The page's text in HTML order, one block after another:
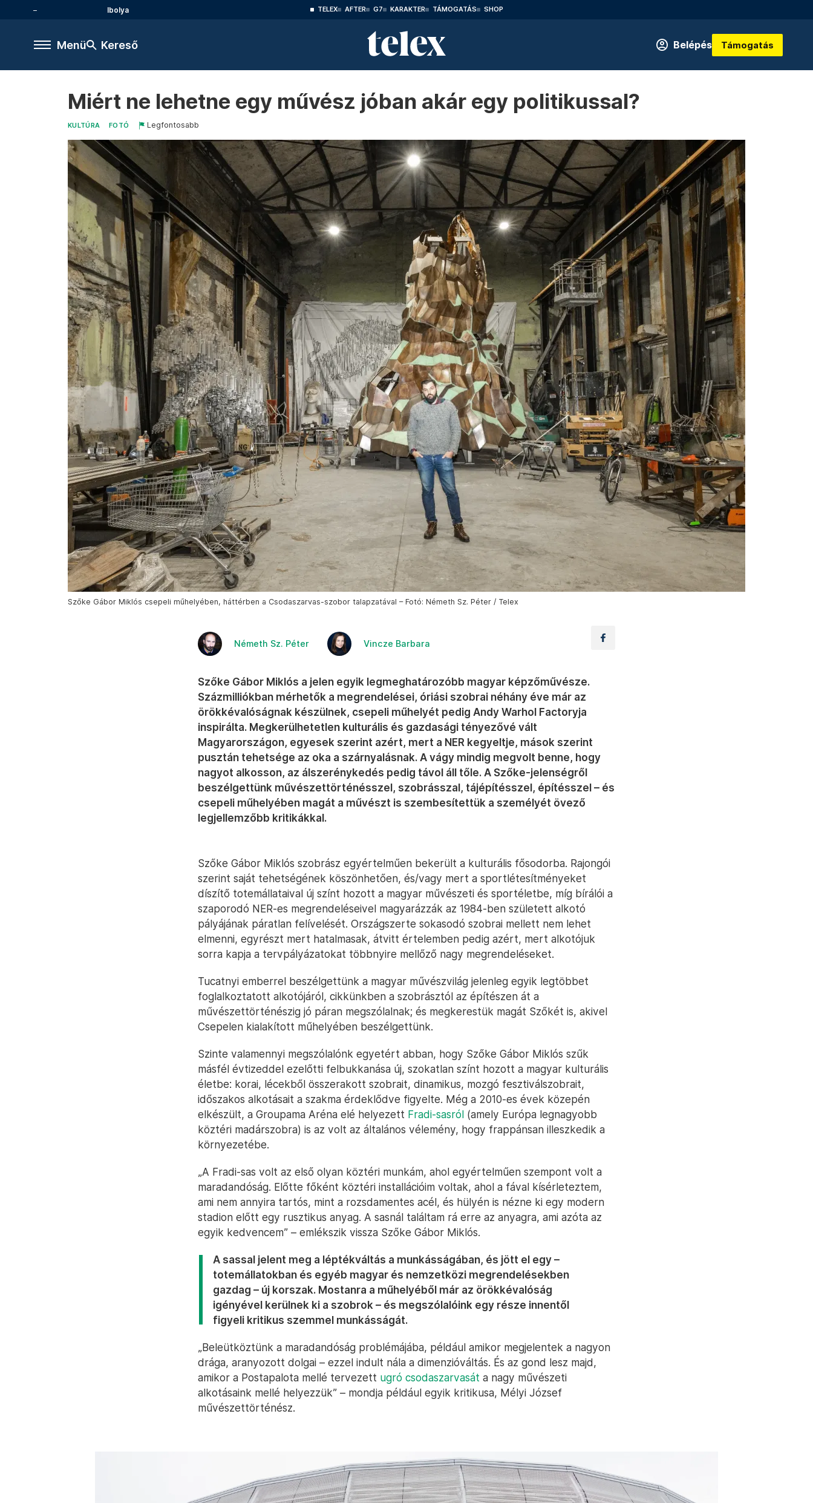
Ibolya TELEX AFTER G7 KARAKTER TÁMOGATÁS SHOP
Menü Kereső Belépés Támogatás
Miért ne lehetne egy művész jóban akár egy politikussal?
KULTÚRA FOTÓ Legfontosabb
Szőke Gábor Miklós csepeli műhelyében, háttérben a Csodaszarvas-szobor talapzatával – Fotó: Németh Sz. Péter / Telex
Németh Sz. Péter Vincze Barbara
Szőke Gábor Miklós a jelen egyik legmeghatározóbb magyar képzőművésze.
Százmilliókban mérhetők a megrendelései, óriási szobrai néhány éve már az
örökkévalóságnak készülnek, csepeli műhelyét pedig Andy Warhol Factoryja
inspirálta. Megkerülhetetlen kulturális és gazdasági tényezővé vált
Magyarországon, egyesek szerint azért, mert a NER kegyeltje, mások szerint
pusztán tehetsége az oka a szárnyalásnak. A vágy mindig megvolt benne, hogy
nagyot alkosson, az álszerénykedés pedig távol áll tőle. A Szőke-jelenségről
beszélgettünk művészettörténésszel, szobrásszal, tájépítésszel, építésszel – és
csepeli műhelyében magát a művészt is szembesítettük a személyét övező
legjellemzőbb kritikákkal.
Szőke Gábor Miklós szobrász egyértelműen bekerült a kulturális fősodorba. Rajongói
szerint saját tehetségének köszönhetően, és/vagy mert a sportlétesítményeket
díszítő totemállataival új színt hozott a magyar művészeti és sportéletbe, míg bírálói a
szaporodó NER-es megrendeléseivel magyarázzák az 1984-ben született alkotó
pályájának páratlan felívelését. Országszerte sokasodó szobrai mellett nem lehet
elmenni, egyrészt mert hatalmasak, átvitt értelemben pedig azért, mert alkotójuk
sorra kapja a tervpályázatokat többnyire mellőző nagy megrendeléseket.
Tucatnyi emberrel beszélgettünk a magyar művészvilág jelenleg egyik legtöbbet
foglalkoztatott alkotójáról, cikkünkben a szobrásztól az építészen át a
művészettörténészig jó páran megszólalnak; és megkerestük magát Szőkét is, akivel
Csepelen kialakított műhelyében beszélgettünk.
Szinte valamennyi megszólalónk egyetért abban, hogy Szőke Gábor Miklós szűk
másfél évtizeddel ezelőtti felbukkanása új, szokatlan színt hozott a magyar kulturális
életbe: korai, lécekből összerakott szobrait, dinamikus, mozgó fesztiválszobrait,
időszakos alkotásait a szakma érdeklődve figyelte. Még a 2010-es évek közepén
elkészült, a Groupama Aréna elé helyezett Fradi-sasról (amely Európa legnagyobb
köztéri madárszobra) is az volt az általános vélemény, hogy frappánsan illeszkedik a
környezetébe.
„A Fradi-sas volt az első olyan köztéri munkám, ahol egyértelműen szempont volt a
maradandóság. Előtte főként köztéri installációim voltak, ahol a fával kísérleteztem,
ami nem annyira tartós, mint a rozsdamentes acél, és hülyén is nézne ki egy modern
stadion előtt egy rusztikus anyag. A sasnál találtam rá erre az anyagra, ami azóta az
egyik kedvencem” – emlékszik vissza Szőke Gábor Miklós.
A sassal jelent meg a léptékváltás a munkásságában, és jött el egy –
totemállatokban és egyéb magyar és nemzetközi megrendelésekben
gazdag – új korszak. Mostanra a műhelyéből már az örökkévalóság
igényével kerülnek ki a szobrok – és megszólalóink egy része innentől
figyeli kritikus szemmel munkásságát.
„Beleütköztünk a maradandóság problémájába, például amikor megjelentek a nagyon
drága, aranyozott dolgai – ezzel indult nála a dimenzióváltás. És az gond lesz majd,
amikor a Postapalota mellé tervezett ugró csodaszarvasát a nagy művészeti
alkotásaink mellé helyezzük” – mondja például egyik kritikusa, Mélyi József
művészettörténész.